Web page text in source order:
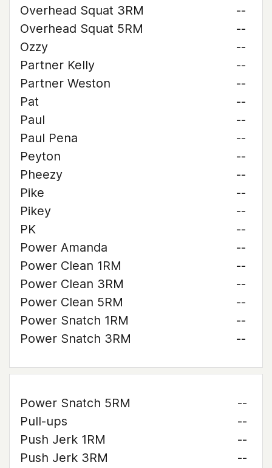
Overhead Squat 3RM
--
Overhead Squat 5RM
--
Ozzy
--
Partner Kelly
--
Partner Weston
--
Pat
--
Paul
--
Paul Pena
--
Peyton
--
Pheezy
--
Pike
--
Pikey
--
PK
--
Power Amanda
--
Power Clean 1RM
--
Power Clean 3RM
--
Power Clean 5RM
--
Power Snatch 1RM
--
Power Snatch 3RM
--
Power Snatch 5RM
--
Pull-ups
--
Push Jerk 1RM
--
Push Jerk 3RM
--